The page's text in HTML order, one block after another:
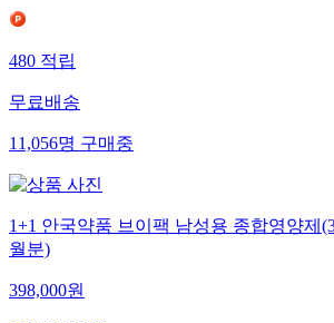
480적립
무료배송
11,056명구매중
1+1 안국약품 브이팩 남성용 종합영양제
월분)
398,000원